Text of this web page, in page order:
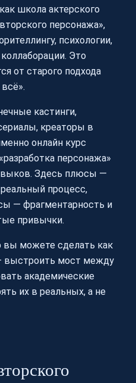
школа актерского
персонажа»,
психологии,
Это
от старого подхода
кастинги,
креаторы в
онлайн курс
персонажа»
Здесь плюсы —
процесс,
— фрагментарность и
привычки.
вы можете сделать как
выстроить мост между
академические
их в реальных, а не